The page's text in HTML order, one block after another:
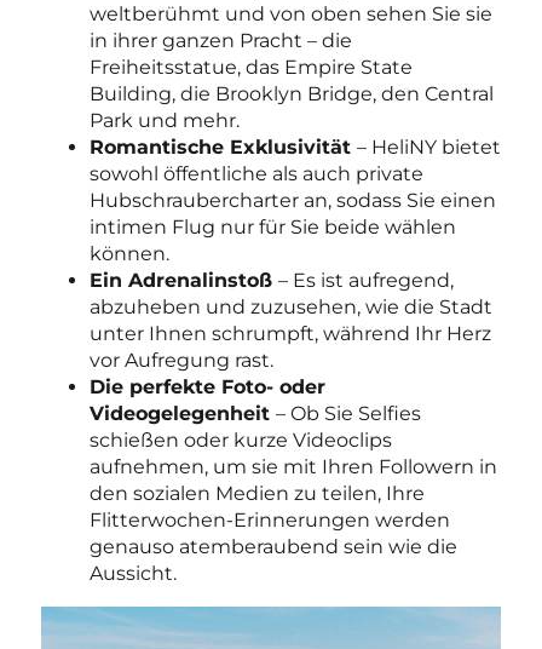
weltberühmt und von oben sehen Sie sie
in ihrer ganzen Pracht – die
Freiheitsstatue, das Empire State
Building, die Brooklyn Bridge, den Central
Park und mehr.
Romantische Exklusivität – HeliNY bietet
sowohl öffentliche als auch private
Hubschraubercharter an, sodass Sie einen
intimen Flug nur für Sie beide wählen
können.
Ein Adrenalinstoß – Es ist aufregend,
abzuheben und zuzusehen, wie die Stadt
unter Ihnen schrumpft, während Ihr Herz
vor Aufregung rast.
Die perfekte Foto- oder
Videogelegenheit – Ob Sie Selfies
schießen oder kurze Videoclips
aufnehmen, um sie mit Ihren Followern in
den sozialen Medien zu teilen, Ihre
Flitterwochen-Erinnerungen werden
genauso atemberaubend sein wie die
Aussicht.